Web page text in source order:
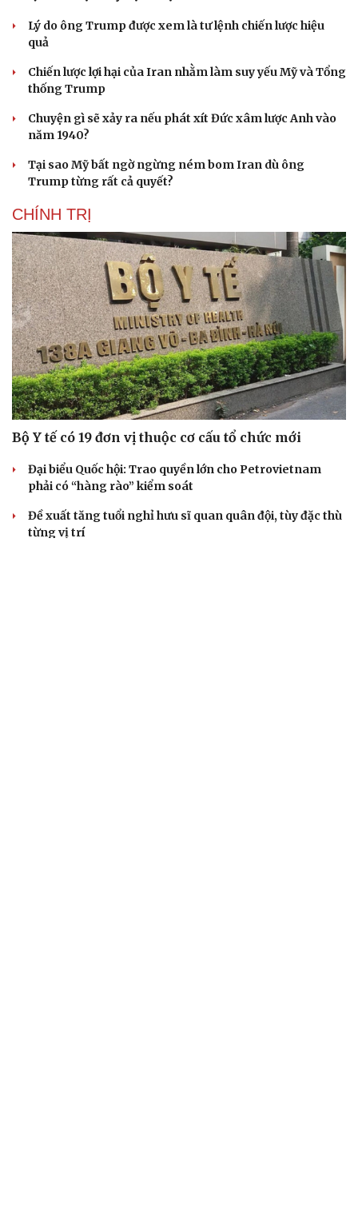
Lý do ông Trump được xem là tư lệnh chiến lược hiệu
quả
Chiến lược lợi hại của Iran nhằm làm suy yếu Mỹ và Tổng
thống Trump
Chuyện gì sẽ xảy ra nếu phát xít Đức xâm lược Anh vào
năm 1940?
Tại sao Mỹ bất ngờ ngừng ném bom Iran dù ông
Trump từng rất cả quyết?
CHÍNH TRỊ
Bộ Y tế có 19 đơn vị thuộc cơ cấu tổ chức mới
Đại biểu Quốc hội: Trao quyền lớn cho Petrovietnam
phải có “hàng rào” kiểm soát
Đề xuất tăng tuổi nghỉ hưu sĩ quan quân đội, tùy đặc thù
từng vị trí